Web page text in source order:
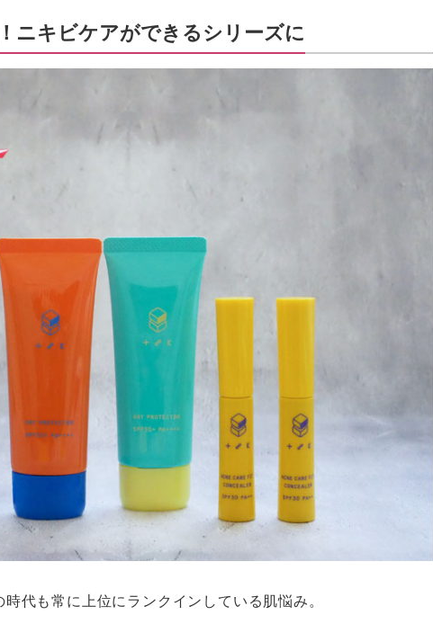
ニキビケアができるシリーズに
代も常に上位にランクインしている肌悩み。